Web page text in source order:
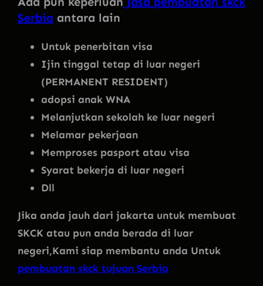
Serbia antara lain
Untuk penerbitan visa
Ijin tinggal tetap di luar negeri
(PERMANENT RESIDENT)
adopsi anak WNA
Melanjutkan sekolah ke luar negeri
Melamar pekerjaan
Memproses pasport atau visa
Syarat bekerja di luar negeri
Dll
Jika anda jauh dari jakarta untuk membuat
SKCK atau pun anda berada di luar
negeri,Kami siap membantu anda Untuk
pembuatan skck tujuan Serbia